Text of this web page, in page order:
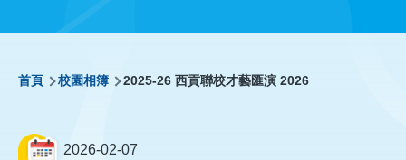
導
航
首頁 校園相簿 2025-26 西貢聯校才藝匯演 2026
2026-02-07